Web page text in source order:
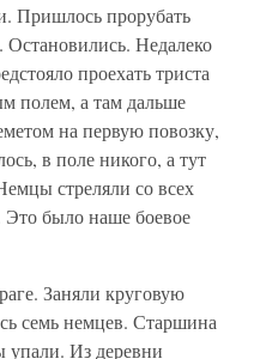
Пришлось прорубать
Недалеко
проехать триста
полем, а там дальше
на первую повозку,
в поле никого, а тут
стреляли со всех
было наше боевое
Заняли круговую
семь немцев. Старшина
упали. Из деревни